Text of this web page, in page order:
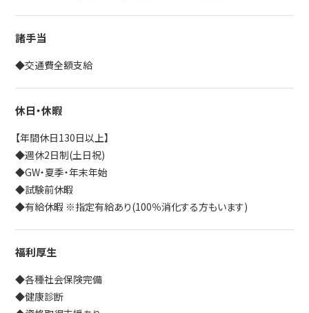
諸手当
◆交通費全額支給
休日・休暇
【年間休日130日以上】
◆週休2日制(土日祝)
◆GW・夏季・年末年始
◆試験前休暇
◆有給休暇 ※指定有給あり(100％消化する方もいます)
福利厚生
◆各種社会保険完備
◆健康診断